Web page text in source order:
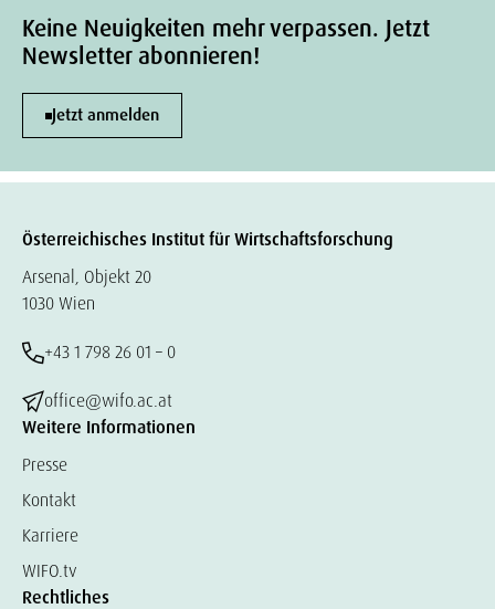
Keine Neuigkeiten mehr verpassen. Jetzt
Newsletter abonnieren!
Jetzt anmelden
Österreichisches Institut für Wirtschaftsforschung
Arsenal, Objekt 20
1030 Wien
+43 1 798 26 01 – 0
office@wifo.ac.at
Weitere Informationen
Presse
Kontakt
Karriere
WIFO.tv
Rechtliches